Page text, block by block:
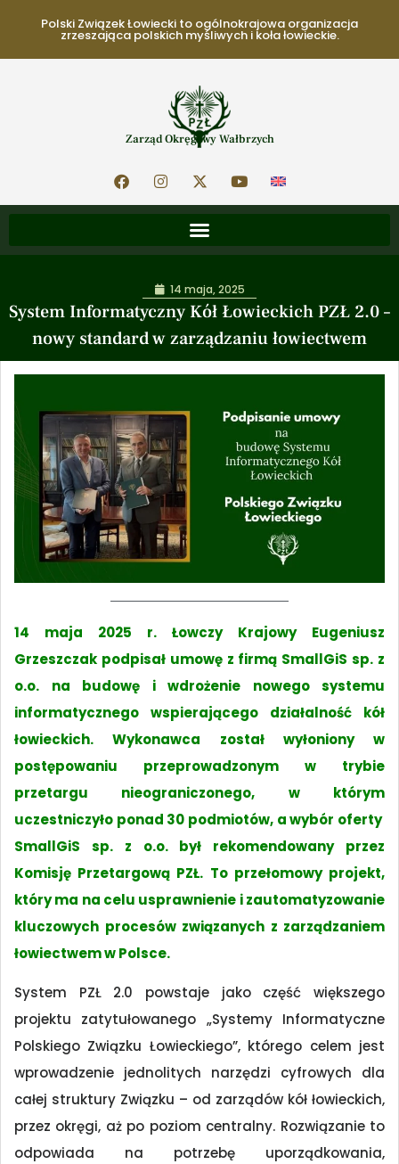
Polski Związek Łowiecki to ogólnokrajowa organizacja
zrzeszająca polskich myśliwych i koła łowieckie.
Zarząd Okręgowy Wałbrzych
System Informatyczny Kół Łowieckich PZŁ 2.0 –
nowy standard w zarządzaniu łowiectwem
14 maja, 2025
14 maja 2025 r. Łowczy Krajowy Eugeniusz
Grzeszczak podpisał umowę z firmą SmallGiS sp. z
o.o. na budowę i wdrożenie nowego systemu
informatycznego wspierającego działalność kół
łowieckich. Wykonawca został wyłoniony w
postępowaniu przeprowadzonym w trybie
przetargu nieograniczonego, w którym
uczestniczyło ponad 30 podmiotów, a wybór oferty
SmallGiS sp. z o.o. był rekomendowany przez
Komisję Przetargową PZŁ. To przełomowy projekt,
który ma na celu usprawnienie i zautomatyzowanie
kluczowych procesów związanych z zarządzaniem
łowiectwem w Polsce.
System PZŁ 2.0 powstaje jako część większego
projektu zatytułowanego „Systemy Informatyczne
Polskiego Związku Łowieckiego”, którego celem jest
wprowadzenie jednolitych narzędzi cyfrowych dla
całej struktury Związku – od zarządów kół łowieckich,
przez okręgi, aż po poziom centralny. Rozwiązanie to
odpowiada na potrzebę uporządkowania,